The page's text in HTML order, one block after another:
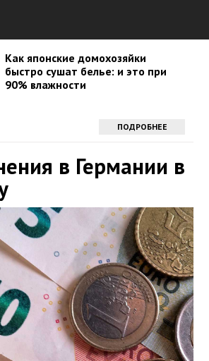
Как японские домохозяйки
быстро сушат белье: и это при
90% влажности
ПОДРОБНЕЕ
в Германии в